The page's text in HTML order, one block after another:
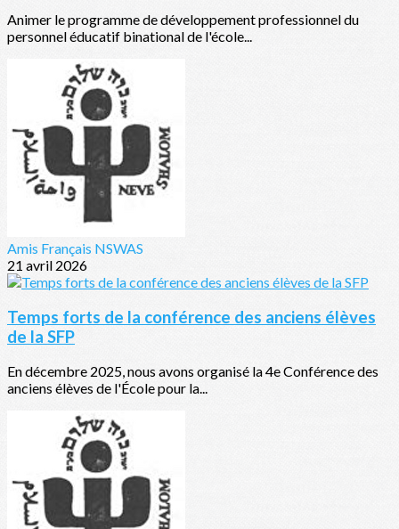
Animer le programme de développement professionnel du
personnel éducatif binational de l'école...
Amis Français NSWAS
21 avril 2026
Temps forts de la conférence des anciens élèves
de la SFP
En décembre 2025, nous avons organisé la 4e Conférence des
anciens élèves de l'École pour la...